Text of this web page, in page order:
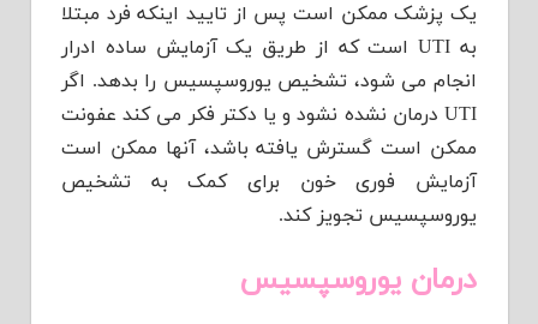
یک پزشک ممکن است پس از تایید اینکه فرد مبتلا
به UTI است که از طریق یک آزمایش ساده ادرار
انجام می شود، تشخیص یوروسپسیس را بدهد. اگر
UTI درمان نشده نشود و یا دکتر فکر می کند عفونت
ممکن است گسترش یافته باشد، آنها ممکن است
آزمایش فوری خون برای کمک به تشخیص
یوروسپسیس تجویز کند.
درمان یوروسپسیس